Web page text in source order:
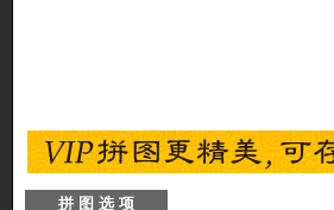
拼 图 选 项